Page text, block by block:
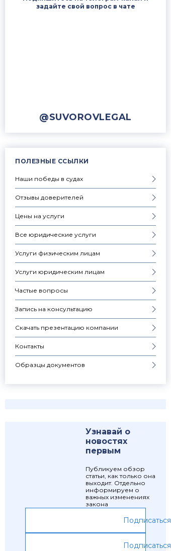
задайте свой вопрос в чате
@SUVOROVLEGAL
ПОЛЕЗНЫЕ ССЫЛКИ
Наши победы в судах
Отзывы доверителей
Цены на услуги
Все юридические услуги
Услуги физическим лицам
Услуги юридическим лицам
Частые вопросы
Запись на консультацию
Скачать презентацию компании
Контакты
Образцы документов
Узнавай о
новостях
первым
Публикуем обзор
статьи, как только она
выходит. Отдельно
информируем о
важных изменениях
закона
Подписаться
Подписаться